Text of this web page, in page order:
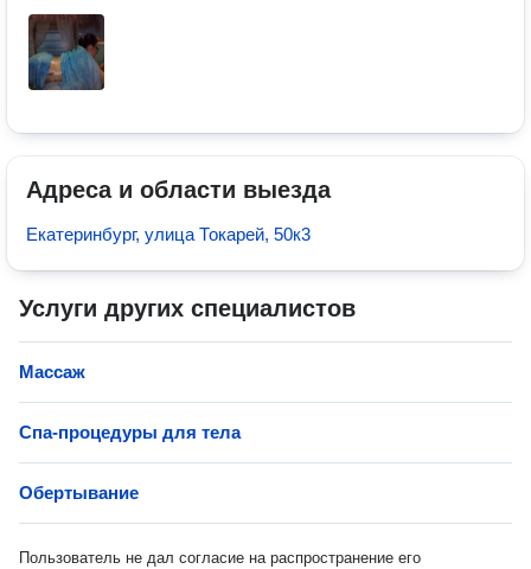
Адреса и области выезда
Екатеринбург, улица Токарей, 50к3
Услуги других специалистов
Массаж
Спа-процедуры для тела
Обертывание
Пользователь не дал согласие на распространение его